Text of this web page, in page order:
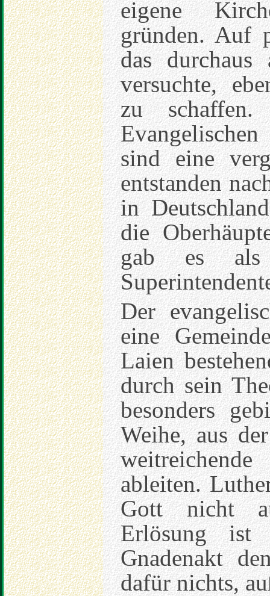
eigene
gründen. Auf
das
versuchte,
zu schaffen.
sind eine
entstanden
in
die
gab es als
Der
eine
Laien
durch sein
besonders
Weihe, aus
ableiten.
Gott nicht
Erlösung
Gnadenakt
dafür nichts,